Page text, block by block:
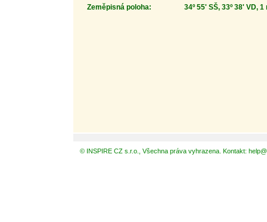
Zeměpisná poloha:
34º 55' SŠ, 33º 38' VD, 1
© INSPIRE CZ s.r.o., Všechna práva vyhrazena. Kontakt: